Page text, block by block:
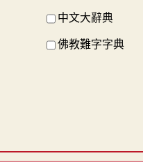
中文大辭典
佛教難字字典